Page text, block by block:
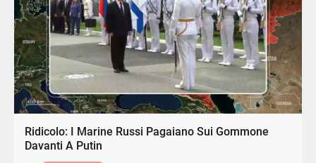
Ridicolo: I Marine Russi Pagaiano Sui Gommone
Davanti A Putin